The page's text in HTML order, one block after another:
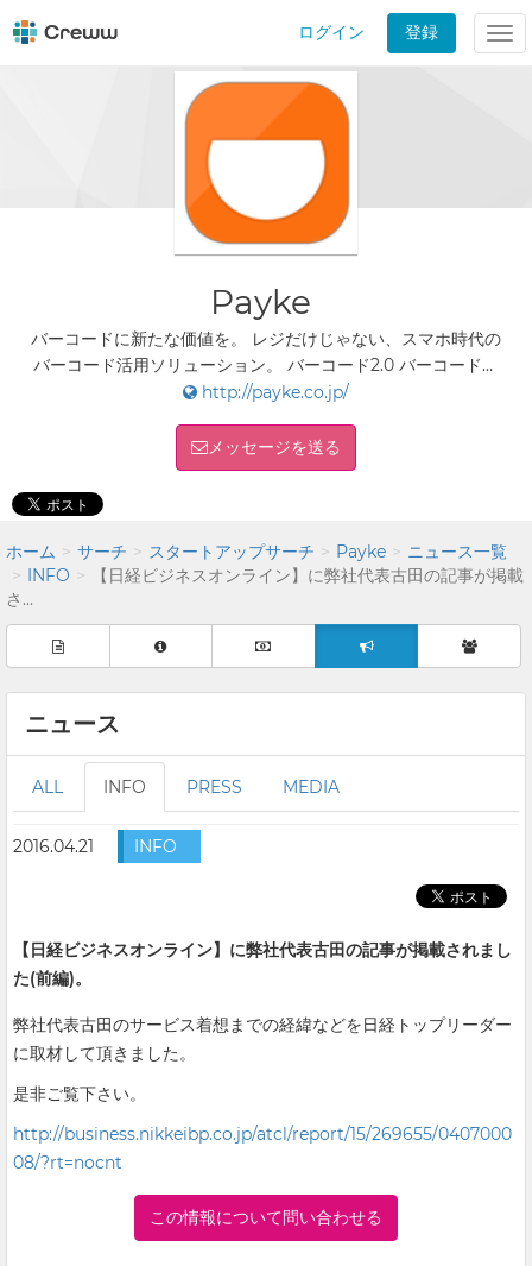
ログイン 登録
Payke
バーコードに新たな価値を。 レジだけじゃない、スマホ時代の
バーコード活用ソリューション。 バーコード2.0 バーコードか
ら、「伝わらない」と「分からない」を無くし、モノの価値を
http://payke.co.jp/
メッセージを送る
ホーム サーチ スタートアップサーチ Payke
ニュース一覧
INFO
【日経ビジネスオンライン】に弊社代表古田の記事が掲載
さ...
ニュース
ALL INFO PRESS MEDIA
2016.04.21 INFO
【日経ビジネスオンライン】に弊社代表古田の記事が掲載されまし
た(前編)。
弊社代表古田のサービス着想までの経緯などを日経トップリーダー
に取材して頂きました。
是非ご覧下さい。
http://business.nikkeibp.co.jp/atcl/report/15/269655/0407000
08/?rt=nocnt
この情報について問い合わせる